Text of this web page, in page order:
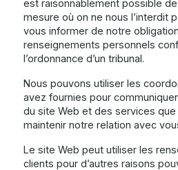
est raisonnablement possible
mesure où on ne nous l’interdit
vous informer de notre
renseignements personnels
l’ordonnance d’un tribunal.
Nous pouvons utiliser les
avez fournies pour
du site Web et des services
maintenir notre relation avec
Le site Web peut utiliser les
clients pour d’autres raisons